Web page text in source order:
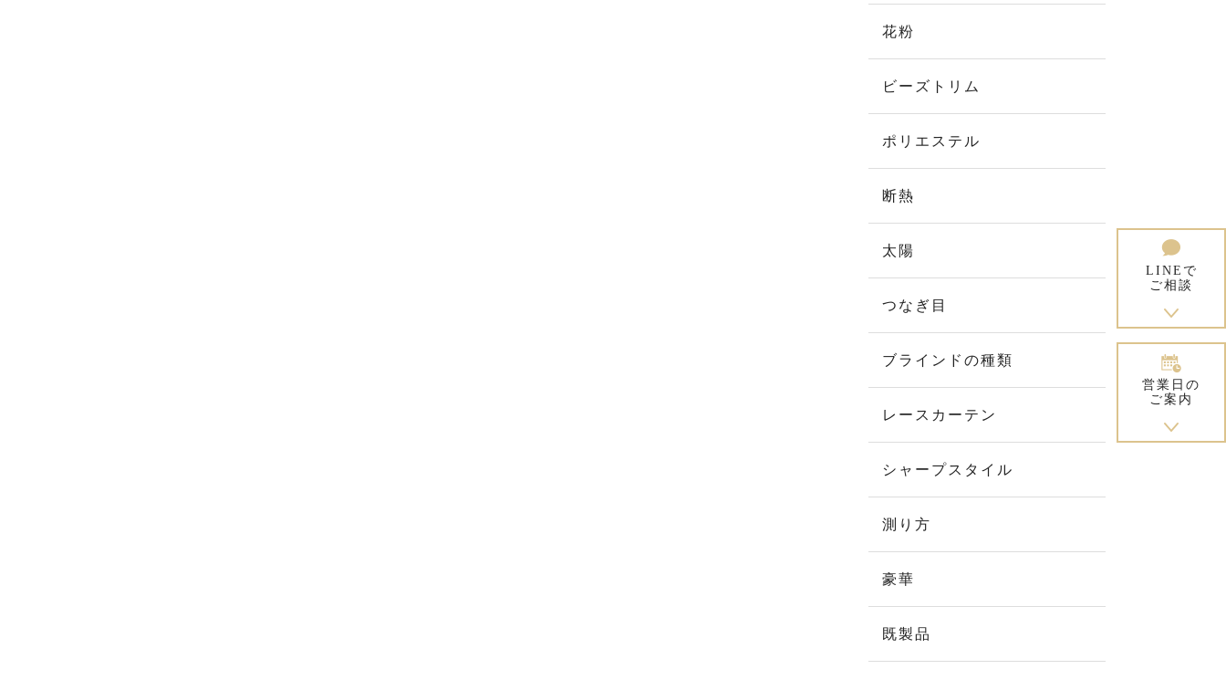
LINEで
ご相談
営業日の
ご案内
花粉
ビーズトリム
ポリエステル
断熱
太陽
つなぎ目
ブラインドの種類
レースカーテン
シャープスタイル
測り方
豪華
既製品